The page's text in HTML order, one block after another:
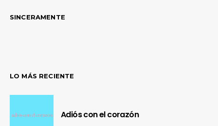
SINCERAMENTE
LO MÁS RECIENTE
Adiós con el corazón